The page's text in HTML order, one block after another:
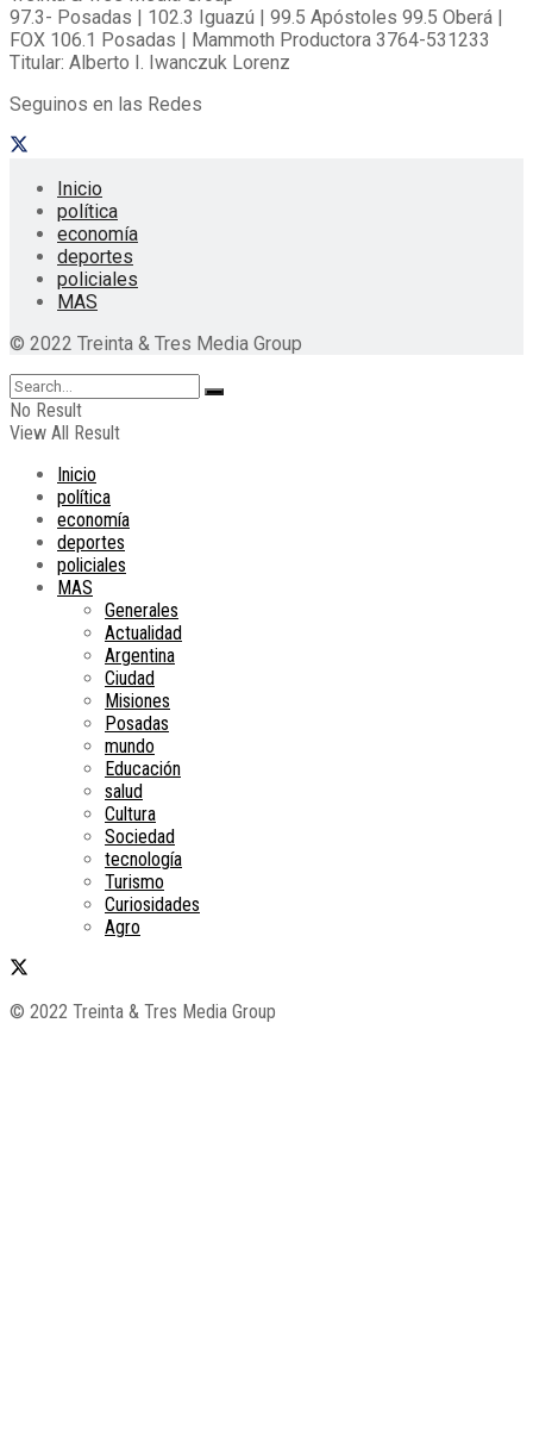
97.3- Posadas | 102.3 Iguazú | 99.5 Apóstoles 99.5 Oberá |
FOX 106.1 Posadas | Mammoth Productora 3764-531233
Titular: Alberto I. Iwanczuk Lorenz
Seguinos en las Redes
Inicio
política
economía
deportes
policiales
MAS
© 2022 Treinta & Tres Media Group
No Result
View All Result
Inicio
política
economía
deportes
policiales
MAS
Generales
Actualidad
Argentina
Ciudad
Misiones
Posadas
mundo
Educación
salud
Cultura
Sociedad
tecnología
Turismo
Curiosidades
Agro
© 2022 Treinta & Tres Media Group